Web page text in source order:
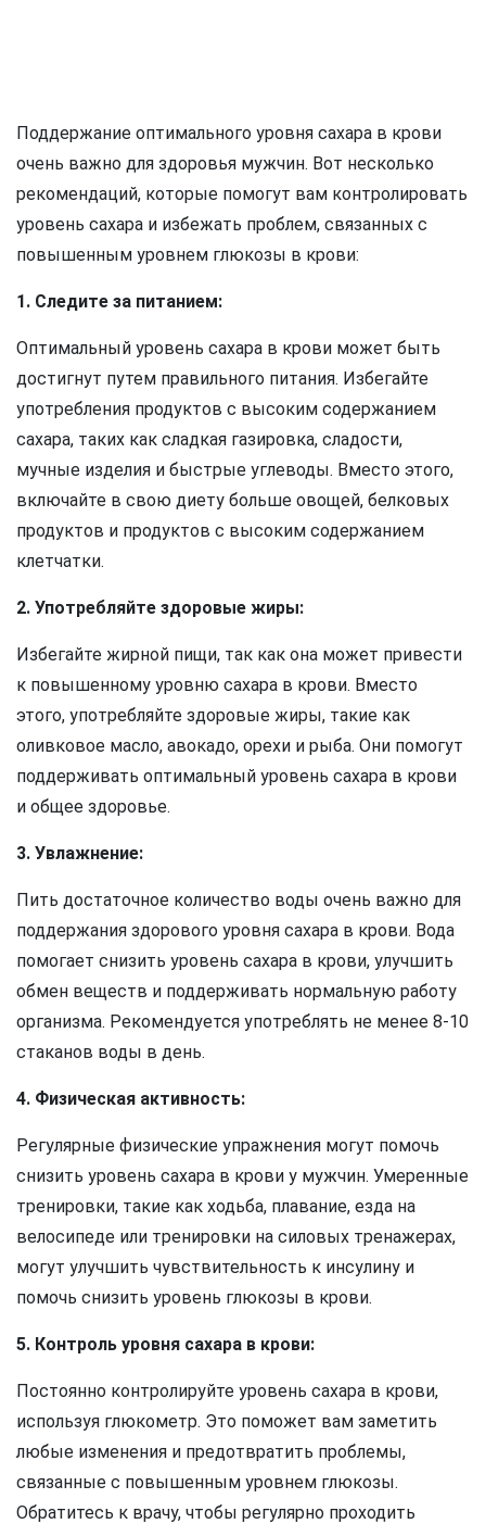
Поддержание оптимального уровня сахара в крови
очень важно для здоровья мужчин. Вот несколько
рекомендаций, которые помогут вам контролировать
уровень сахара и избежать проблем, связанных с
повышенным уровнем глюкозы в крови:
1. Следите за питанием:
Оптимальный уровень сахара в крови может быть
достигнут путем правильного питания. Избегайте
употребления продуктов с высоким содержанием
сахара, таких как сладкая газировка, сладости,
мучные изделия и быстрые углеводы. Вместо этого,
включайте в свою диету больше овощей, белковых
продуктов и продуктов с высоким содержанием
клетчатки.
2. Употребляйте здоровые жиры:
Избегайте жирной пищи, так как она может привести
к повышенному уровню сахара в крови. Вместо
этого, употребляйте здоровые жиры, такие как
оливковое масло, авокадо, орехи и рыба. Они помогут
поддерживать оптимальный уровень сахара в крови
и общее здоровье.
3. Увлажнение:
Пить достаточное количество воды очень важно для
поддержания здорового уровня сахара в крови. Вода
помогает снизить уровень сахара в крови, улучшить
обмен веществ и поддерживать нормальную работу
организма. Рекомендуется употреблять не менее 8-10
стаканов воды в день.
4. Физическая активность:
Регулярные физические упражнения могут помочь
снизить уровень сахара в крови у мужчин. Умеренные
тренировки, такие как ходьба, плавание, езда на
велосипеде или тренировки на силовых тренажерах,
могут улучшить чувствительность к инсулину и
помочь снизить уровень глюкозы в крови.
5. Контроль уровня сахара в крови:
Постоянно контролируйте уровень сахара в крови,
используя глюкометр. Это поможет вам заметить
любые изменения и предотвратить проблемы,
связанные с повышенным уровнем глюкозы.
Обратитесь к врачу, чтобы регулярно проходить